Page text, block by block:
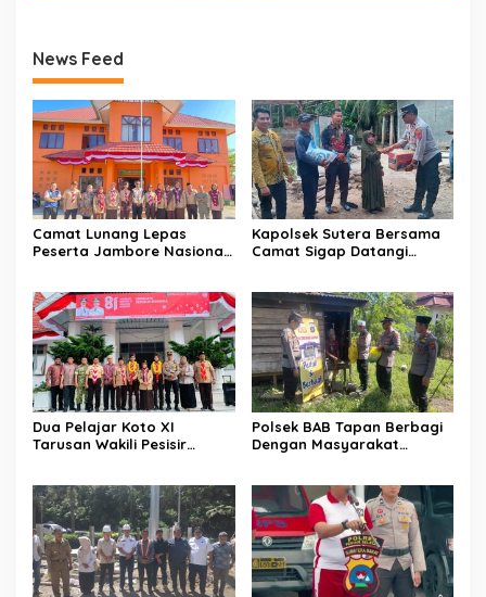
News Feed
Camat Lunang Lepas
Peserta Jambore Nasional
Kapolsek Sutera Bersama
Camat Sigap Datangi
Beliung
Dua Pelajar Koto XI
Tarusan Wakili Pesisir
Jalani Karantina Sebelum
Berangkat
Polsek BAB Tapan Berbagi
Dengan Masyarakat